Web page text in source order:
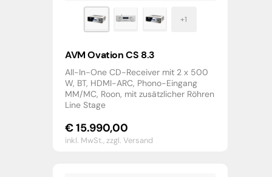
AVM Ovation CS 8.3
All-In-One CD-Receiver mit 2 x 500
W, BT, HDMI-ARC, Phono-Eingang
MM/MC, Roon, mit zusätzlicher Röhren
Line Stage
€15.990,00
inkl. MwSt.,zzgl. Versand